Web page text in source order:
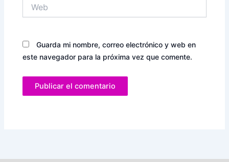
Guarda mi nombre, correo electrónico y web en
este navegador para la próxima vez que comente.